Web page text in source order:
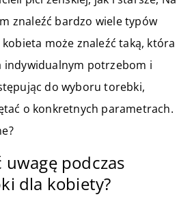
znaleźć bardzo wiele typów
może znaleźć taką, która
indywidualnym potrzebom i
do wyboru torebki,
o konkretnych parametrach.
uwagę podczas
dla kobiety?